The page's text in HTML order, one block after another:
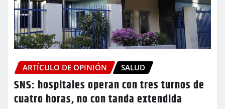
ARTÍCULO DE OPINIÓN SALUD
SNS: hospitales operan con tres turnos de
cuatro horas, no con tanda extendida